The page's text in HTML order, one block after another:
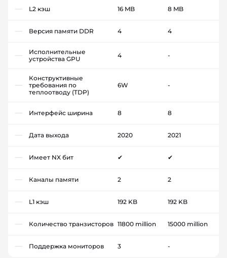
L2 кэш 16 MB 8 MB
Версия памяти DDR 4 4
Исполнительные
устройства GPU
4 -
Конструктивные
требования по
теплоотводу (TDP)
6W -
Интерфейс ширина 8 8
Дата выхода 2020 2021
Имеет NX бит ✔ ✔
Каналы памяти 2 2
L1 кэш 192 KB 192 KB
Количество транзисторов 11800 million 15000 million
Поддержка мониторов 3 -